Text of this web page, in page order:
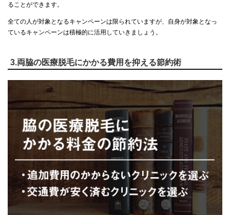
ることができます。
全ての人が対象となるキャンペーンは限られていますが、自身が対象となっ
ているキャンペーンは積極的に活用していきましょう。
3.両脇の医療脱毛にかかる費用を抑える節約術